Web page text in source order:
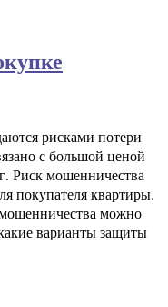
рисками потери
с большой ценой
Риск мошенничества
покупателя квартиры.
можно
варианты защиты